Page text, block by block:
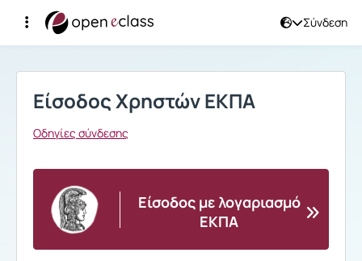
Σύνδεση
Σύνδεση
Είσοδος Χρηστών ΕΚΠΑ
Οδηγίες σύνδεσης
Είσοδος με λογαριασμό
ΕΚΠΑ